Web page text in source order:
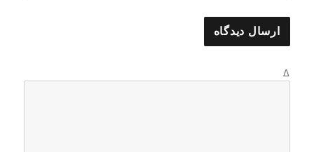
Δ